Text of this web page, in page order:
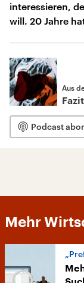
interessieren,
will. 20 Jahre
Aus
Fazit
Podcast
Mehr